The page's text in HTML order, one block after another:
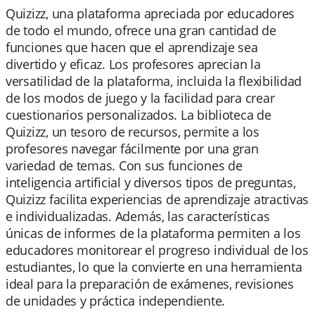
Quizizz, una plataforma apreciada por educadores
de todo el mundo, ofrece una gran cantidad de
funciones que hacen que el aprendizaje sea
divertido y eficaz. Los profesores aprecian la
versatilidad de la plataforma, incluida la flexibilidad
de los modos de juego y la facilidad para crear
cuestionarios personalizados. La biblioteca de
Quizizz, un tesoro de recursos, permite a los
profesores navegar fácilmente por una gran
variedad de temas. Con sus funciones de
inteligencia artificial y diversos tipos de preguntas,
Quizizz facilita experiencias de aprendizaje atractivas
e individualizadas. Además, las características
únicas de informes de la plataforma permiten a los
educadores monitorear el progreso individual de los
estudiantes, lo que la convierte en una herramienta
ideal para la preparación de exámenes, revisiones
de unidades y práctica independiente.